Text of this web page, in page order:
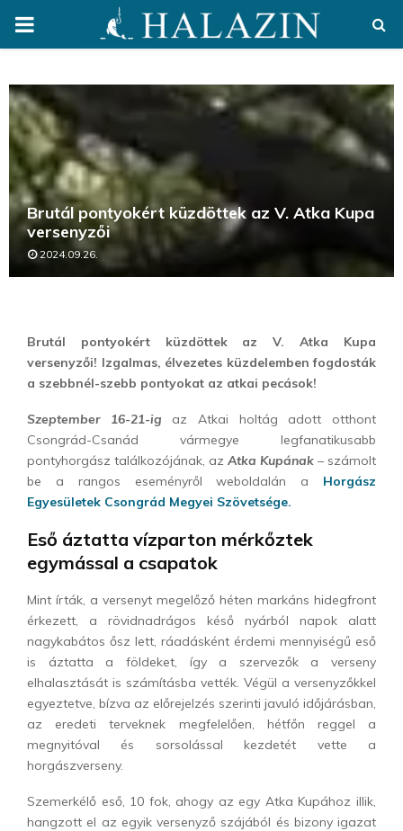
PRIMARY
Brutál pontyokért küzdöttek az V. Atka Kupa
versenyzői
2024.09.26.
Brutál pontyokért küzdöttek az V. Atka Kupa
versenyzői! Izgalmas, élvezetes küzdelemben fogdosták
a szebbnél-szebb pontyokat az atkai pecások!
Szeptember 16-21-ig az Atkai holtág adott otthont
Csongrád-Csanád vármegye legfanatikusabb
pontyhorgász találkozójának, az Atka Kupának – számolt
be a rangos eseményről weboldalán a Horgász
Egyesületek Csongrád Megyei Szövetsége.
Eső áztatta vízparton mérkőztek
egymással a csapatok
Mint írták, a versenyt megelőző héten markáns hidegfront
érkezett, a rövidnadrágos késő nyárból napok alatt
nagykabátos ősz lett, ráadásként érdemi mennyiségű eső
is áztatta a földeket, így a szervezők a verseny
elhalasztását is számításba vették. Végül a versenyzőkkel
egyeztetve, bízva az előrejelzés szerinti javuló időjárásban,
az eredeti terveknek megfelelően, hétfőn reggel a
megnyitóval és sorsolással kezdetét vette a
horgászverseny.
Szemerkélő eső, 10 fok, ahogy az egy Atka Kupához illik,
hangzott el az egyik versenyző szájából és bizony igazat